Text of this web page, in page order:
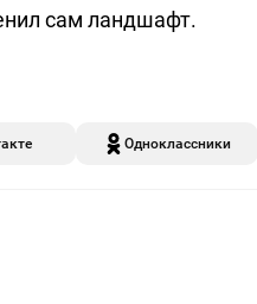
сам ландшафт.
Одноклассники